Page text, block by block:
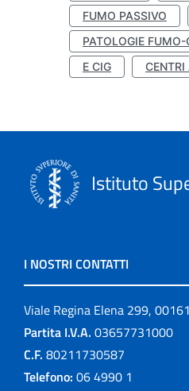
FUMO PASSIVO
PATOLOGIE FUMO-
E CIG
Istituto
I NOSTRI CONTATTI
Viale Regina Elena 299,
Partita I.V.A. 03657731000
C.F. 80211730587
Telefono: 06 4990 1